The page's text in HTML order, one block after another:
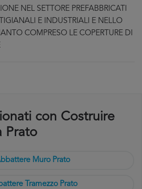
NEL SETTORE PREFABBRICATI
E INDUSTRIALI E NELLO
COMPRESO LE COPERTURE DI
con Costruire
Prato
Muro Prato
Tramezzo Prato